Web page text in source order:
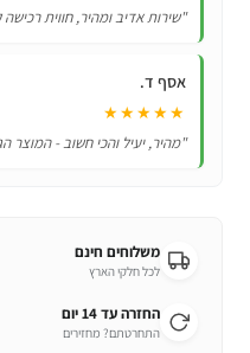
"שירות אדיב ומהיר, חווית
אסף ד.
★★★★★
"מהיר, יעיל והכי חשוב - המוצר
משלוחים חינם
לכל חלקי הארץ
החזרה עד 14 יום
התחרטתם? מחזירים